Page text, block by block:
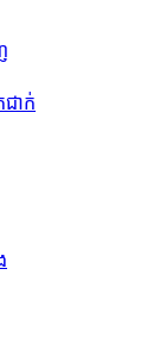
ជាក់